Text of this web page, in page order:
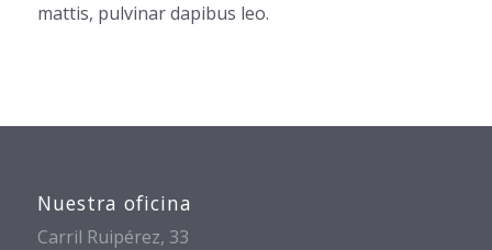
mattis, pulvinar dapibus leo.
Nuestra oficina
Carril Ruipérez, 33